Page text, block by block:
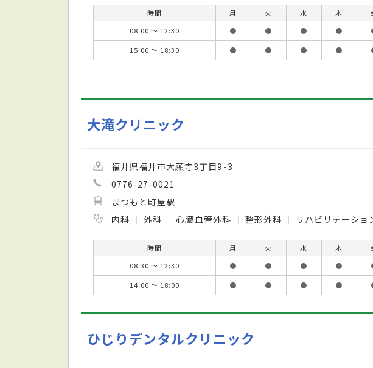
時間 月 火 水 木
08:00 ～ 12:30
● ● ● ●
15:00 ～ 18:30
● ● ● ●
大滝クリニック
福井県福井市大願寺3丁目9-3
0776-27-0021
まつもと町屋駅
内科
外科 心臓血管外科 整形外科 リハビリテーショ
時間 月 火 水 木
08:30 ～ 12:30
● ● ● ●
14:00 ～ 18:00
● ● ● ●
ひじりデンタルクリニック